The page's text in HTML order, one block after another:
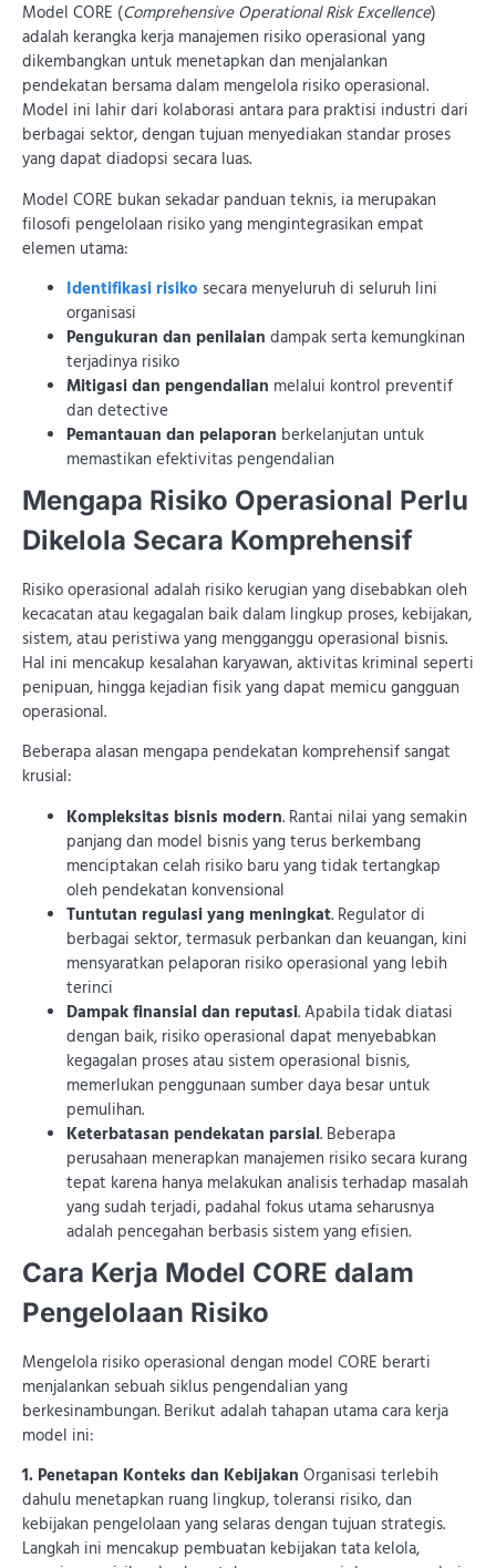
Model CORE (Comprehensive Operational Risk Excellence)
adalah kerangka kerja manajemen risiko operasional yang
dikembangkan untuk menetapkan dan menjalankan
pendekatan bersama dalam mengelola risiko operasional.
Model ini lahir dari kolaborasi antara para praktisi industri dari
berbagai sektor, dengan tujuan menyediakan standar proses
yang dapat diadopsi secara luas.
Model CORE bukan sekadar panduan teknis, ia merupakan
filosofi pengelolaan risiko yang mengintegrasikan empat
elemen utama:
Identifikasi risiko secara menyeluruh di seluruh lini
organisasi
Pengukuran dan penilaian dampak serta kemungkinan
terjadinya risiko
Mitigasi dan pengendalian melalui kontrol preventif
dan detective
Pemantauan dan pelaporan berkelanjutan untuk
memastikan efektivitas pengendalian
Mengapa Risiko Operasional Perlu
Dikelola Secara Komprehensif
Risiko operasional adalah risiko kerugian yang disebabkan oleh
kecacatan atau kegagalan baik dalam lingkup proses, kebijakan,
sistem, atau peristiwa yang mengganggu operasional bisnis.
Hal ini mencakup kesalahan karyawan, aktivitas kriminal seperti
penipuan, hingga kejadian fisik yang dapat memicu gangguan
operasional.
Beberapa alasan mengapa pendekatan komprehensif sangat
krusial:
Kompleksitas bisnis modern. Rantai nilai yang semakin
panjang dan model bisnis yang terus berkembang
menciptakan celah risiko baru yang tidak tertangkap
oleh pendekatan konvensional
Tuntutan regulasi yang meningkat. Regulator di
berbagai sektor, termasuk perbankan dan keuangan, kini
mensyaratkan pelaporan risiko operasional yang lebih
terinci
Dampak finansial dan reputasi. Apabila tidak diatasi
dengan baik, risiko operasional dapat menyebabkan
kegagalan proses atau sistem operasional bisnis,
memerlukan penggunaan sumber daya besar untuk
pemulihan.
Keterbatasan pendekatan parsial. Beberapa
perusahaan menerapkan manajemen risiko secara kurang
tepat karena hanya melakukan analisis terhadap masalah
yang sudah terjadi, padahal fokus utama seharusnya
adalah pencegahan berbasis sistem yang efisien.
Cara Kerja Model CORE dalam
Pengelolaan Risiko
Mengelola risiko operasional dengan model CORE berarti
menjalankan sebuah siklus pengendalian yang
berkesinambungan. Berikut adalah tahapan utama cara kerja
model ini:
1. Penetapan Konteks dan Kebijakan Organisasi terlebih
dahulu menetapkan ruang lingkup, toleransi risiko, dan
kebijakan pengelolaan yang selaras dengan tujuan strategis.
Langkah ini mencakup pembuatan kebijakan tata kelola,